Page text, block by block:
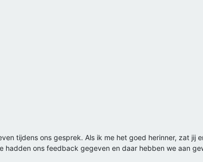
tijdens ons gesprek. Als ik me het goed herinner, zat jij
hadden ons feedback gegeven en daar hebben we aan